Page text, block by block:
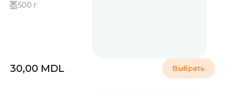
500 г
30,00 MDL Выбрать